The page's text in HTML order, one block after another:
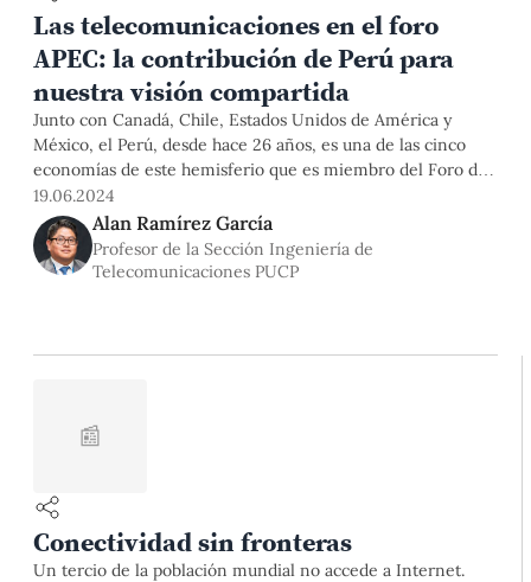
Las telecomunicaciones en el foro
APEC: la contribución de Perú para
nuestra visión compartida
Junto con Canadá, Chile, Estados Unidos de América y
México, el Perú, desde hace 26 años, es una de las cinco
economías de este hemisferio que es miembro del Foro de
Cooperación Económica de Asia Pacífico (APEC). Este es un
espacio importante de múltiples reuniones, tópicos
relevantes y diversas recomendaciones de políticas públicas
que se
19.06.2024
Alan Ramírez García
Profesor de la Sección Ingeniería de
Telecomunicaciones PUCP
📰
Conectividad sin fronteras
Un tercio de la población mundial no accede a Internet.